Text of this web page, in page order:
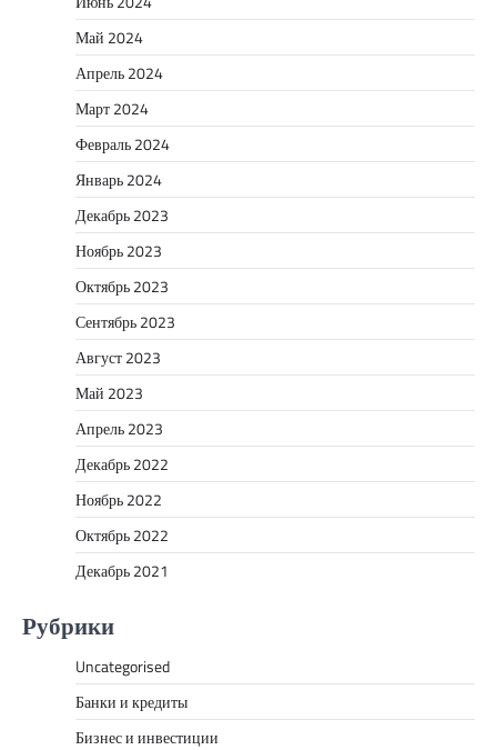
Май 2024
Апрель 2024
Март 2024
Февраль 2024
Январь 2024
Декабрь 2023
Ноябрь 2023
Октябрь 2023
Сентябрь 2023
Август 2023
Май 2023
Апрель 2023
Декабрь 2022
Ноябрь 2022
Октябрь 2022
Декабрь 2021
Рубрики
Uncategorised
Банки и кредиты
Бизнес и инвестиции